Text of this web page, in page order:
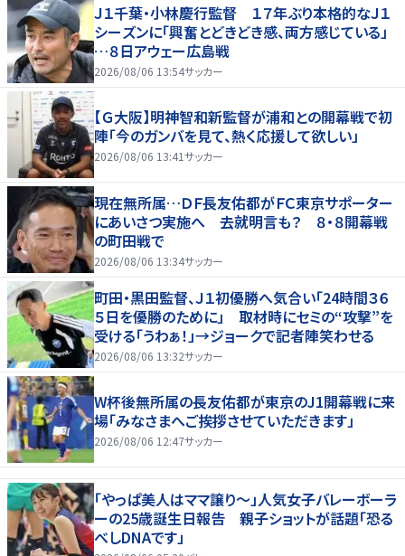
Ｊ１千葉・小林慶行監督 １７年ぶり本格的なＪ１
シーズンに「興奮とどきどき感、両方感じている」
…８日アウェー広島戦
2026/08/06 13:54サッカー
【Ｇ大阪】明神智和新監督が浦和との開幕戦で初
陣「今のガンバを見て、熱く応援して欲しい」
2026/08/06 13:41サッカー
現在無所属…ＤＦ長友佑都がＦＣ東京サポーター
にあいさつ実施へ 去就明言も？ ８・８開幕戦
の町田戦で
2026/08/06 13:34サッカー
町田・黒田監督、Ｊ１初優勝へ気合い「24時間３６
５日を優勝のために」 取材時にセミの“攻撃”を
受ける「うわぁ！」→ジョークで記者陣笑わせる
2026/08/06 13:32サッカー
W杯後無所属の長友佑都が東京のJ1開幕戦に来
場「みなさまへご挨拶させていただきます」
2026/08/06 12:47サッカー
「やっぱ美人はママ譲り～」人気女子バレーボーラ
ーの25歳誕生日報告 親子ショットが話題「恐る
べしDNAです」